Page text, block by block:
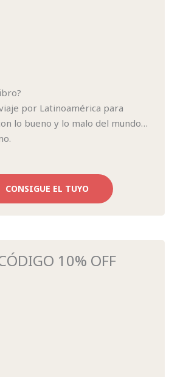
por Latinoamérica para
lo bueno y lo malo del mundo…
CONSIGUE EL TUYO
10% OFF